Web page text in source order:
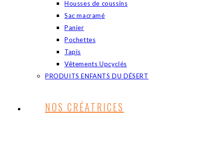
Housses de coussins
Sac macramé
Panier
Pochettes
Tapis
Vêtements Upcyclés
PRODUITS ENFANTS DU DÉSERT
NOS CRÉATRICES